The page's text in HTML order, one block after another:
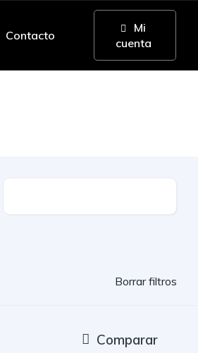
Contacto
Mi
cuenta
Borrar filtros
Comparar